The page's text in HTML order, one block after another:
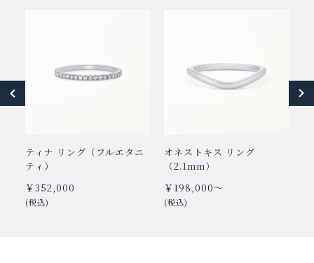
ティナ リング（フルエタニ
ティ）
￥352,000
(税込)
オネストキス リング
（2.1mm）
￥198,000～
(税込)